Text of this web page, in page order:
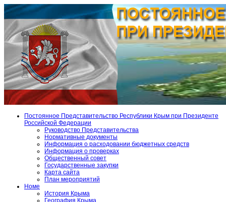
Постоянное Представительство Республики Крым при Президенте
Российской Федерации
Руководство Представительства
Нормативные документы
Информация о расходовании бюджетных средств
Информация о проверках
Общественный совет
Государственные закупки
Карта сайта
План мероприятий
Номе
История Крыма
География Крыма